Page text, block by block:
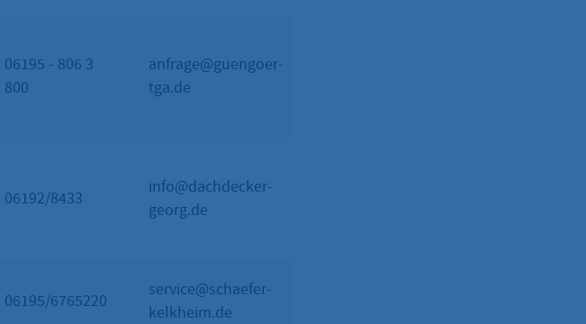
06195 - 806 3
800
anfrage@guengoer-
tga.de
06192/8433
info@dachdecker-
georg.de
06195/6765220
service@schaefer-
kelkheim.de